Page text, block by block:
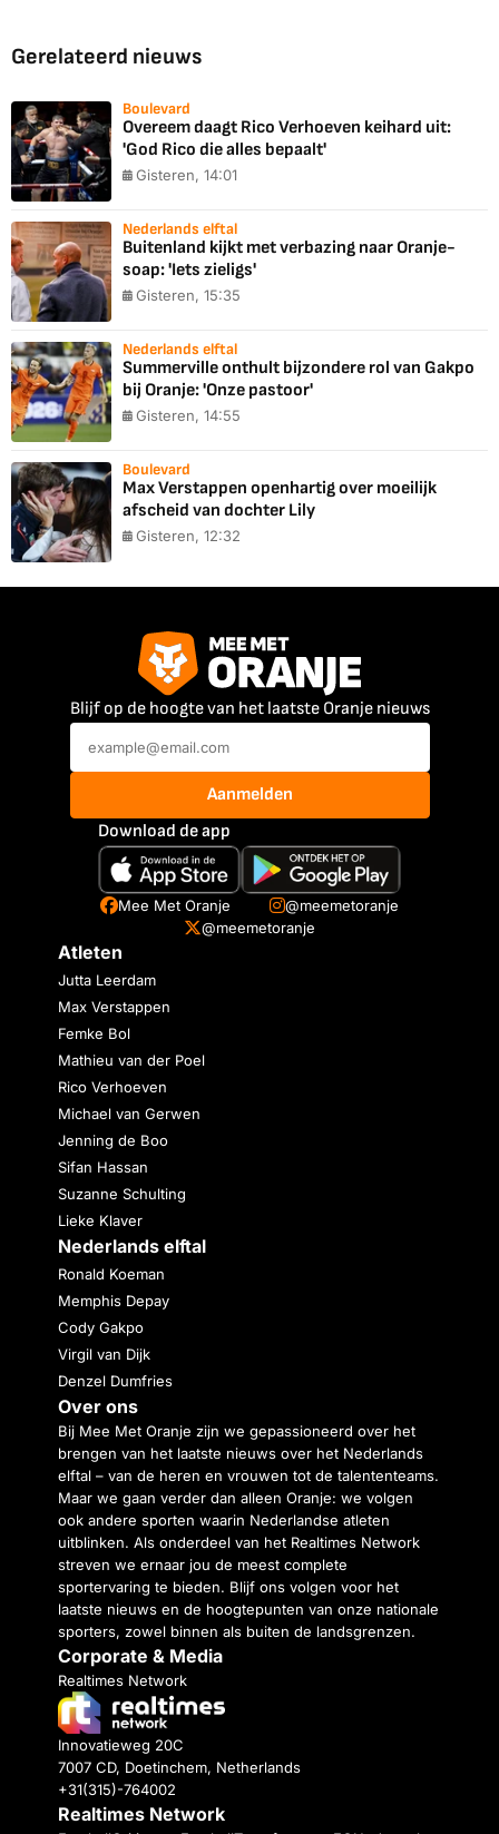
Gerelateerd nieuws
Boulevard
Overeem daagt Rico Verhoeven keihard uit:
'God Rico die alles bepaalt'
Gisteren, 14:01
Nederlands elftal
Buitenland kijkt met verbazing naar Oranje-
soap: 'Iets zieligs'
Gisteren, 15:35
Nederlands elftal
Summerville onthult bijzondere rol van Gakpo
bij Oranje: 'Onze pastoor'
Gisteren, 14:55
Boulevard
Max Verstappen openhartig over moeilijk
afscheid van dochter Lily
Gisteren, 12:32
Blijf op de hoogte van het laatste Oranje nieuws
Aanmelden
Download de app
Mee Met Oranje
@meemetoranje
@meemetoranje
Atleten
Jutta Leerdam
Max Verstappen
Femke Bol
Mathieu van der Poel
Rico Verhoeven
Michael van Gerwen
Jenning de Boo
Sifan Hassan
Suzanne Schulting
Lieke Klaver
Nederlands elftal
Ronald Koeman
Memphis Depay
Cody Gakpo
Virgil van Dijk
Denzel Dumfries
Over ons
Bij Mee Met Oranje zijn we gepassioneerd over het
brengen van het laatste nieuws over het Nederlands
elftal – van de heren en vrouwen tot de talententeams.
Maar we gaan verder dan alleen Oranje: we volgen
ook andere sporten waarin Nederlandse atleten
uitblinken. Als onderdeel van het Realtimes Network
streven we ernaar jou de meest complete
sportervaring te bieden. Blijf ons volgen voor het
laatste nieuws en de hoogtepunten van onze nationale
sporters, zowel binnen als buiten de landsgrenzen.
Corporate & Media
Realtimes Network
Innovatieweg 20C
7007 CD, Doetinchem, Netherlands
+31(315)-764002
Realtimes Network